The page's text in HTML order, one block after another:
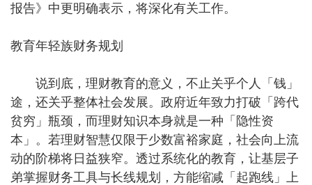
报告》中更明确表示，将深化有关工作。
教育年轻族财务规划
说到底，理财教育的意义，不止关乎个人「钱」
途，还关乎整体社会发展。政府近年致力打破「跨代
贫穷」瓶颈，而理财知识本身就是一种「隐性资
本」。若理财智慧仅限于少数富裕家庭，社会向上流
动的阶梯将日益狭窄。透过系统化的教育，让基层子
弟掌握财务工具与长线规划，方能缩减「起跑线」上